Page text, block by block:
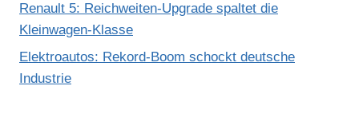
Renault 5: Reichweiten-Upgrade spaltet die
Kleinwagen-Klasse
Elektroautos: Rekord-Boom schockt deutsche
Industrie